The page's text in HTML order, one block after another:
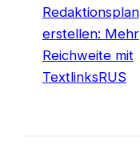
Redaktionsplan
erstellen: Mehr
Reichweite mit
TextlinksRUS